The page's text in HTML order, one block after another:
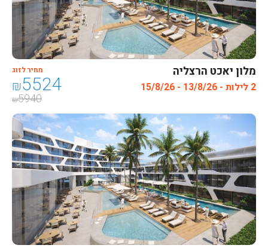
מלון יאכט הרצליה
2 לילות - 13/8/26 - 15/8/26
מחיר לזוג
₪5524
₪5940